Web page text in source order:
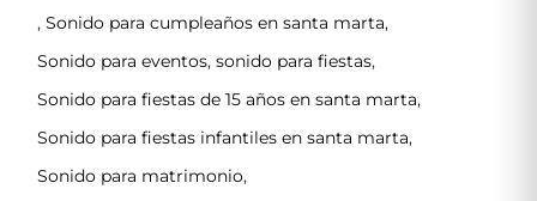
, Sonido para cumpleaños en santa marta,
Sonido para eventos, sonido para fiestas,
Sonido para fiestas de 15 años en santa marta,
Sonido para fiestas infantiles en santa marta,
Sonido para matrimonio,